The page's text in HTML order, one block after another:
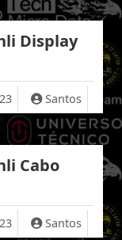
Display
Santos
Cabo
Santos